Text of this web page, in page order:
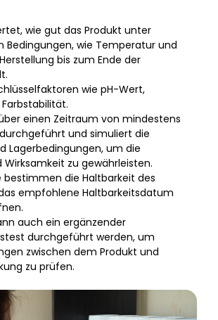
wie gut das Produkt unter
Bedingungen, wie Temperatur und
bis zum Ende der
wie pH-Wert,
einen Zeitraum von mindestens
und simuliert die
Lagerbedingungen, um die
Wirksamkeit zu gewährleisten.
bestimmen die Haltbarkeit des
empfohlene Haltbarkeitsdatum
auch ein ergänzender
durchgeführt werden, um
zwischen dem Produkt und
zu prüfen.